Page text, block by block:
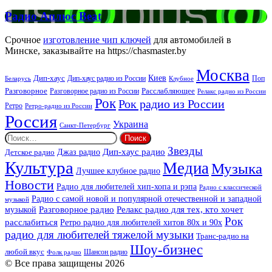
Радио
Аплюс
Beat
Радио Аплюс Beat
Срочное изготовление чип ключей для автомобилей в
Минске, заказывайте на https://chasmaster.by
Беларусь Дип-хаус Дип-хаус радио из России Киев Клубное Москва Поп
Разговорное Разговорное радио из России Расслабляющее Релакс радио из России
Ретро Ретро-радио из России РокРок радио из России
Россия Санкт-Петербург Украина
Найти:
Детское радио Джаз радио Дип-хаус радио Звезды
Культура Лучшее клубное радио МедиаМузыка
Новости Радио для любителей хип-хопа и рэпа Радио с классической
музыкой Радио с самой новой и популярной отечественной и западной
музыкой Разговорное радио Релакс радио для тех, кто хочет
расслабиться Ретро радио для любителей хитов 80х и 90х Рок
радио для любителей тяжелой музыки Транс-радио на
любой вкус Фолк радио Шансон радио Шоу-бизнес
© Все права защищены 2026